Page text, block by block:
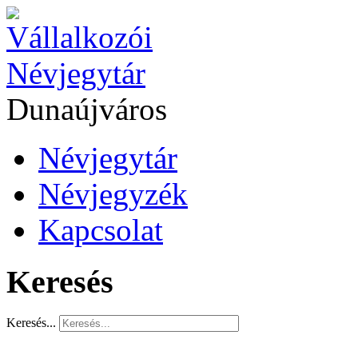
Dunaújváros
Névjegytár
Névjegyzék
Kapcsolat
Keresés
Keresés...